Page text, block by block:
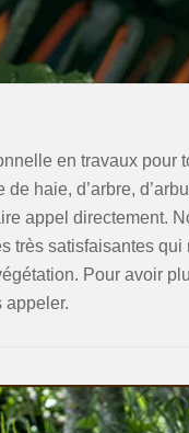
en travaux pour
haie, d’arbre,
appel directement.
très satisfaisantes qui
Pour avoir
appeler.